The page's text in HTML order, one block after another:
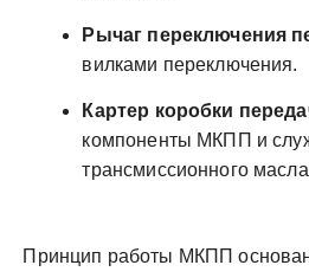
Рычаг переключения
вилками переключения.
Картер коробки
компоненты МКПП и
трансмиссионного
Принцип работы МКПП